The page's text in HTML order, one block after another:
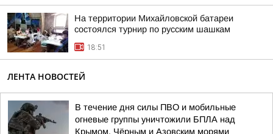
На территории Михайловской батареи
состоялся турнир по русским шашкам
18:51
ЛЕНТА НОВОСТЕЙ
В течение дня силы ПВО и мобильные
огневые группы уничтожили БПЛА над
Крымом, Чёрным и Азовским морями